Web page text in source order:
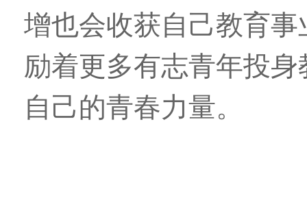
增也会收获自己教育
励着更多有志青年投
自己的青春力量。